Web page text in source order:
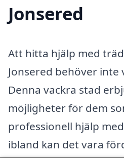
Jonsered
Att hitta hjälp med
Jonsered behöver
Denna vackra stad
möjligheter för dem
professionell hjälp
ibland kan det vara